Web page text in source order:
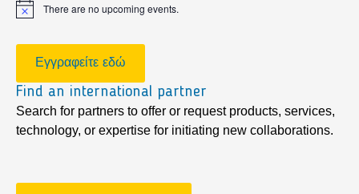
Notice There are no upcoming events.
Εγγραφείτε εδώ
Find an international partner
Search for partners to offer or request products, services,
technology, or expertise for initiating new collaborations.